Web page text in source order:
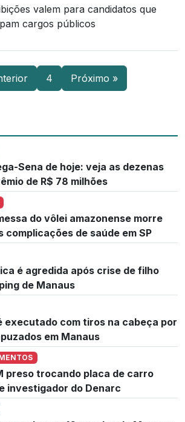
valem para candidatos que
cargos públicos
4 Próximo »
Sena de hoje: veja as dezenas
de R$ 78 milhões
do vôlei amazonense morre
complicações de saúde em SP
é agredida após crise de filho
de Manaus
executado com tiros na cabeça por
em Manaus
preso trocando placa de carro
investigador do Denarc